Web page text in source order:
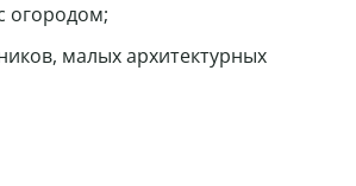
огородом;
малых архитектурных